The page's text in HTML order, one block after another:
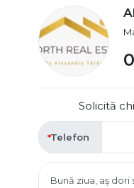
Solicită
Telefon